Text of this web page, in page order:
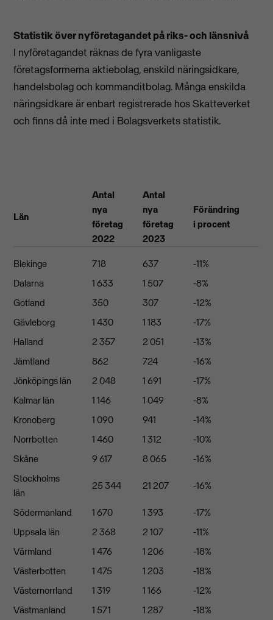
Statistik över nyföretagandet på riks- och länsnivå
I nyföretagandet räknas de fyra vanligaste
företagsformerna aktiebolag, enskild näringsidkare,
handelsbolag och kommanditbolag. Många enskilda
näringsidkare är enbart registrerade hos Skatteverket
och finns då inte med i Bolagsverkets statistik.
Län
Antal
nya
företag
2022
Antal
nya
företag
2023
Förändring
i procent
Blekinge 718 637
-11%
Dalarna
1 633 1 507
-8%
Gotland
350 307
-12%
Gävleborg
1 430 1 183
-17%
Halland
2 357 2 051
-13%
Jämtland
862 724
-16%
Jönköpings län
2 048 1 691
-17%
Kalmar län
1 146 1 049
-8%
Kronoberg
1 090 941
-14%
Norrbotten
1 460 1 312
-10%
Skåne
9 617 8 065
-16%
Stockholms
län
25 344 21 207 -16%
Södermanland 1 670 1 393
-17%
Uppsala län
2 368 2 107
-11%
Värmland
1 476 1 206
-18%
Västerbotten
1 475 1 203
-18%
Västernorrland
1 319 1 166
-12%
Västmanland
1 571 1 287 -18%